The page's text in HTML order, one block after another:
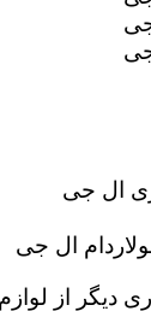
ال جی
ال جی
دیگر از